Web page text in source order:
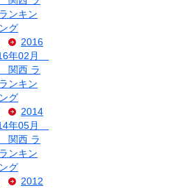
ンキン
グ
2016
年02月
関西 ラ
ンキン
グ
2014
年05月
関西 ラ
ンキン
グ
2012